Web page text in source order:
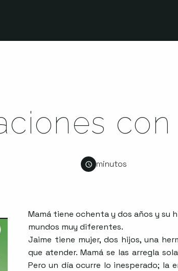
minutos
Mamá tiene ochenta y dos años y su
mundos muy diferentes.
Jaime tiene mujer, dos hijos, una
que atender. Mamá se las arregla
Pero un día ocurre lo inesperado; la